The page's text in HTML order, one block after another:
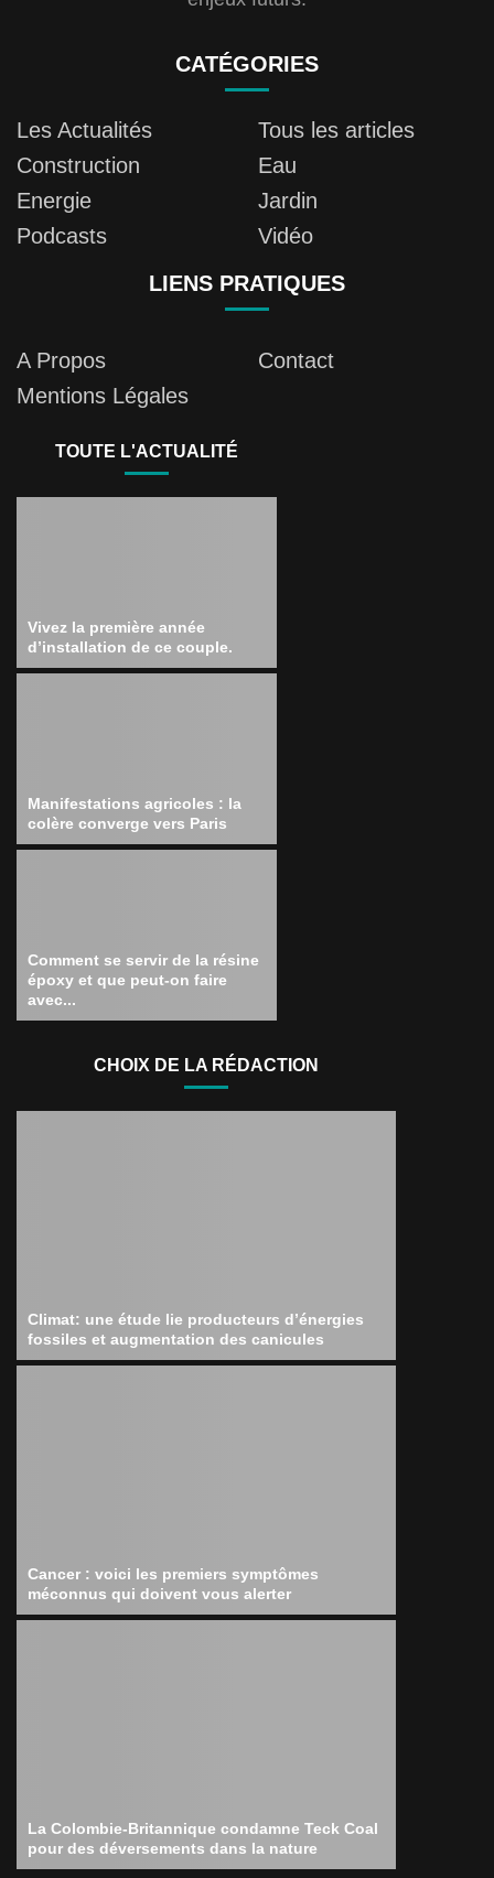
CATÉGORIES
Les Actualités
Tous les articles
Construction
Eau
Energie
Jardin
Podcasts
Vidéo
LIENS PRATIQUES
A Propos
Contact
Mentions Légales
TOUTE L'ACTUALITÉ
Vivez la première année
d’installation de ce couple.
Manifestations agricoles : la
colère converge vers Paris
Comment se servir de la résine
époxy et que peut-on faire
avec...
CHOIX DE LA RÉDACTION
Climat: une étude lie producteurs d’énergies
fossiles et augmentation des canicules
Cancer : voici les premiers symptômes
méconnus qui doivent vous alerter
La Colombie-Britannique condamne Teck Coal
pour des déversements dans la nature